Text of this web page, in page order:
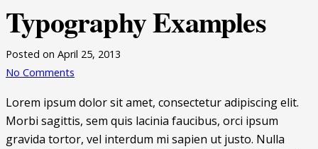
Typography Examples
Posted on April 25, 2013
No Comments
Lorem ipsum dolor sit amet, consectetur adipiscing elit.
Morbi sagittis, sem quis lacinia faucibus, orci ipsum
gravida tortor, vel interdum mi sapien ut justo. Nulla